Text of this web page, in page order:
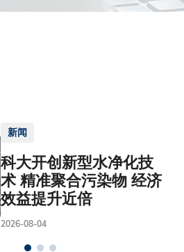
新闻
科大开创新型水净化技
术 精准聚合污染物 经济
效益提升近倍
2026-08-04